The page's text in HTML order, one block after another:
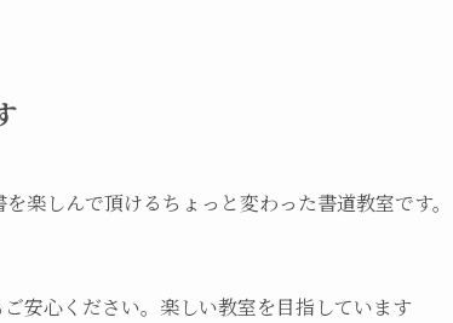
楽しんで頂けるちょっと変わった書道教室です。
安心ください。楽しい教室を目指しています